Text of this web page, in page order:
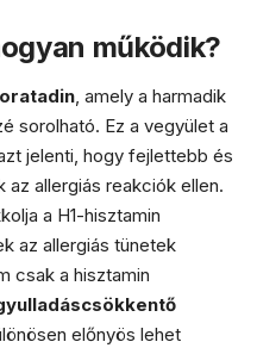
működik?
, amely a harmadik
sorolható. Ez a vegyület a
jelenti, hogy fejlettebb és
allergiás reakciók ellen.
a H1-hisztamin
az allergiás tünetek
csak a hisztamin
előnyös lehet